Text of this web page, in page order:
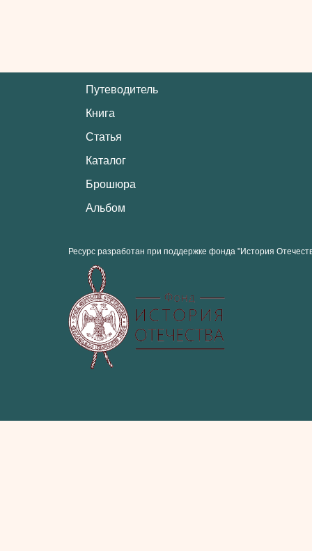
Путеводитель
Книга
Статья
Каталог
Брошюра
Альбом
Ресурс разработан при поддержке фонда "История